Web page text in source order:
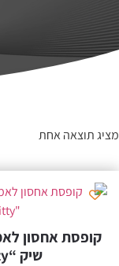
מציג תוצאה אחת
שיק “Witty” –